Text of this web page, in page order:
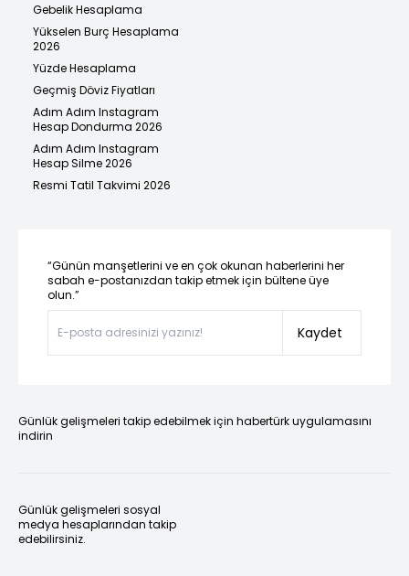
Gebelik Hesaplama
Yükselen Burç Hesaplama
2026
Yüzde Hesaplama
Geçmiş Döviz Fiyatları
Adım Adım Instagram
Hesap Dondurma 2026
Adım Adım Instagram
Hesap Silme 2026
Resmi Tatil Takvimi 2026
“Günün manşetlerini ve en çok okunan haberlerini her
sabah e-postanızdan takip etmek için bültene üye
olun.”
Kaydet
Günlük gelişmeleri takip edebilmek için habertürk uygulamasını
indirin
Günlük gelişmeleri sosyal
medya hesaplarından takip
edebilirsiniz.